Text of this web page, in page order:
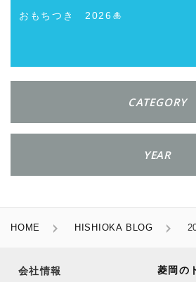
おもちつき 2026🎍
CATEGORY
YEAR
HOME HISHIOKA BLOG
会社情報 菱岡の